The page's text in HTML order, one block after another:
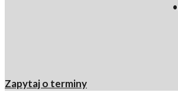
•
Zapytaj o terminy